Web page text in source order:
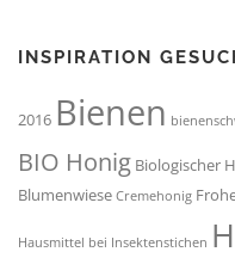
INSPIRATION
2016 Bienen
BIO Honig Biologischer
Blumenwiese Cremehonig
Hausmittel bei Insektenstichen